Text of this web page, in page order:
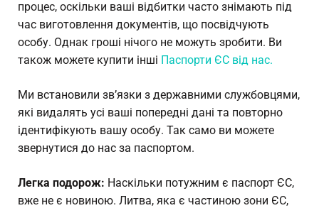
процес, оскільки ваші відбитки часто знімають під
час виготовлення документів, що посвідчують
особу. Однак гроші нічого не можуть зробити. Ви
також можете купити інші Паспорти ЄС від нас.
Ми встановили зв’язки з державними службовцями,
які видалять усі ваші попередні дані та повторно
ідентифікують вашу особу. Так само ви можете
звернутися до нас за паспортом.
Легка подорож: Наскільки потужним є паспорт ЄС,
вже не є новиною. Литва, яка є частиною зони ЄС,